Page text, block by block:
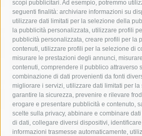
scopi pubblicitari. Ad esempio, potremmo
seguenti finalità: archiviare informazioni su
utilizzare dati limitati per la selezione della
la pubblicità personalizzata, utilizzare profili
pubblicità personalizzata, creare profili per la
contenuti, utilizzare profili per la selezione di
misurare le prestazioni degli annunci,
contenuti, comprendere il pubblico attraverso
combinazione di dati provenienti da fonti
migliorare i servizi, utilizzare dati limitati per la
garantire la sicurezza, prevenire e rilevare
erogare e presentare pubblicità e contenuto,
scelte sulla privacy, abbinare e combinare
di dati, collegare diversi dispositivi,
informazioni trasmesse automaticamente,
acqua allerta meteo
anas
area marina protetta di punta
Asl Napoli 3 sud
capitaneria di porto
castellammare di stabia
comune di sorrento
concerto
costiera amalfitana
covid-19 eav
fondazione sorrento
gori guardia
lavori
lorenzo balducelli mare
massimo coppola
Meta napoli